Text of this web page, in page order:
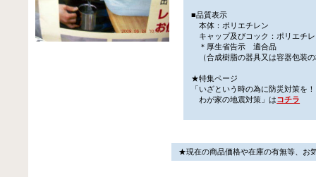
■品質表示
本体：ポリエチレン
キャップ及びコック：ポリエチ
＊厚生省告示 適合品
（合成樹脂の器具又は容器包装
★特集ページ
「いざという時の為に防災対策を！
わが家の地震対策」はコチラ
★現在の商品価格や在庫の有無等、お